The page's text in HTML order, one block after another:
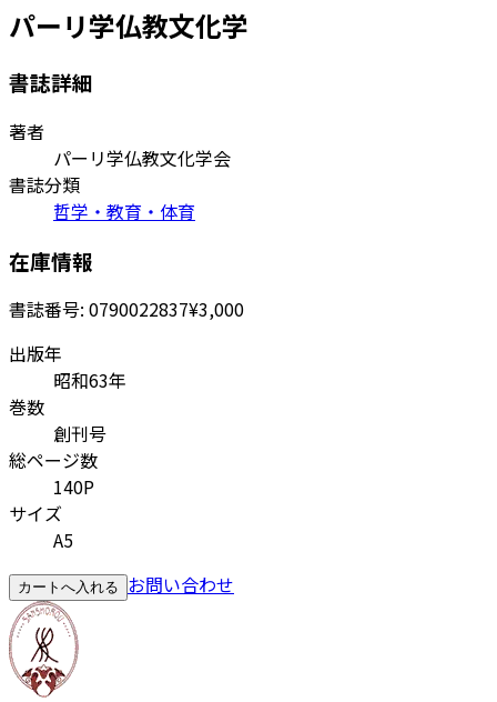
パーリ学仏教文化学
書誌詳細
著者
パーリ学仏教文化学会
書誌分類
哲学・教育・体育
在庫情報
書誌番号: 0790022837¥3,000
出版年
昭和63年
巻数
創刊号
総ページ数
140P
サイズ
A5
カートへ入れる お問い合わせ